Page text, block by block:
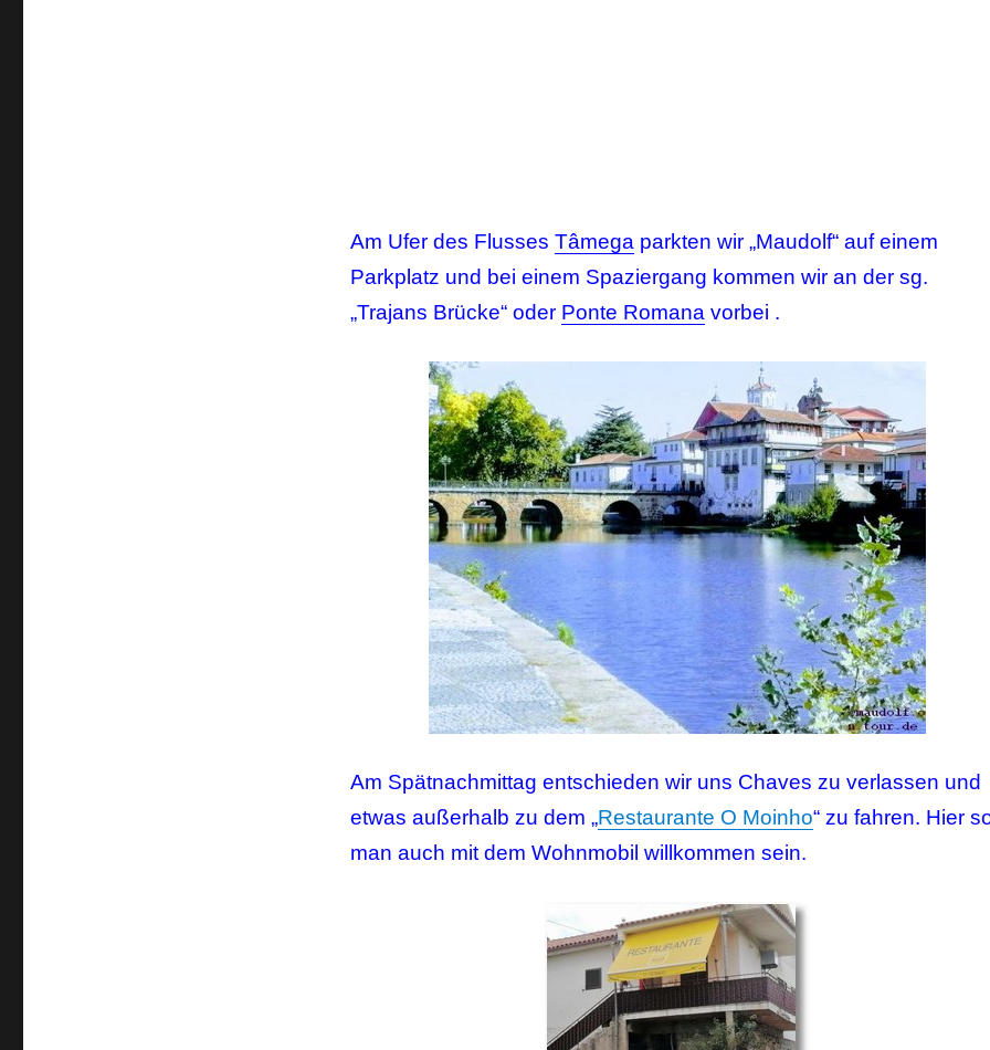
Am Ufer des Flusses Tâmegaparkten wir „Maudolf“ auf einem
Parkplatz und bei einem Spaziergang kommen wir an der sg.
„Trajans Brücke“ oder Ponte Romanavorbei .
Am Spätnachmittag entschieden wir uns Chaves zu verlassen und
etwas außerhalb zu dem „Restaurante O Moinho“ zu fahren. Hier
man auch mit dem Wohnmobil willkommen sein.